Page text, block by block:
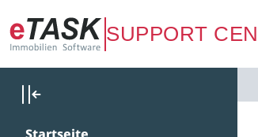
Zum Hauptinhalt springen
SUPPORT